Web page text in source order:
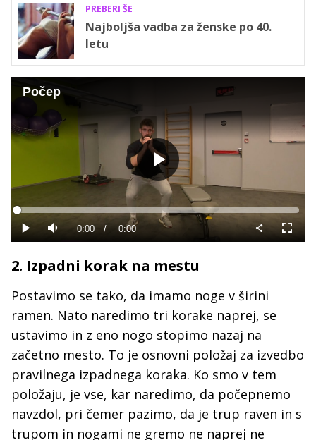
PREBERI ŠE
Najboljša vadba za ženske po 40.
letu
Počep
Predvajaj
PredvajajTiho Current
0:00 / Duration
0:00
Loaded:
0%
način
2. Izpadni korak na mestu
Postavimo se tako, da imamo noge v širini
ramen. Nato naredimo tri korake naprej, se
ustavimo in z eno nogo stopimo nazaj na
začetno mesto. To je osnovni položaj za izvedbo
pravilnega izpadnega koraka. Ko smo v tem
položaju, je vse, kar naredimo, da počepnemo
navzdol, pri čemer pazimo, da je trup raven in s
trupom in nogami ne gremo ne naprej ne